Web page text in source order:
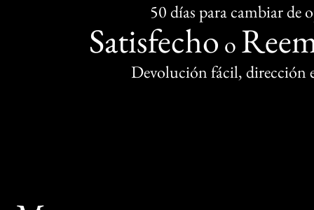
50 días para cambiar de
Satisfecho o
Devolución fácil, dirección